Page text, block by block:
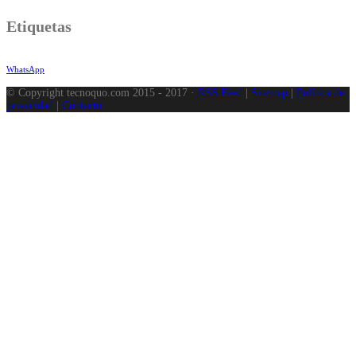
Etiquetas
WhatsApp
© Copyright tecnoquo.com 2015 - 2017 · RSS Feed | Sitemap | Política de
privacidad | Contacto